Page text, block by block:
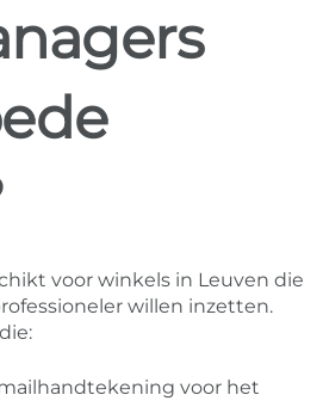
voor winkels in Leuven die
willen inzetten.
voor het